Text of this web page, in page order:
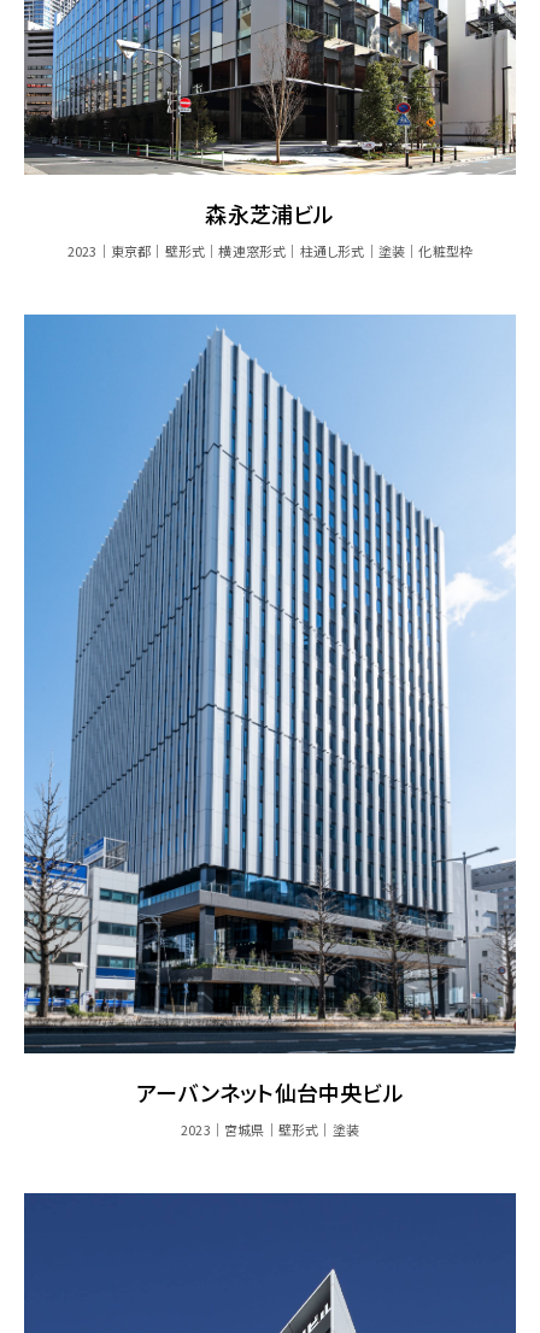
森永芝浦ビル
2023 東京都 壁形式 横連窓形式 柱通し形式 塗装 化粧型枠
アーバンネット仙台中央ビル
2023 宮城県 壁形式 塗装